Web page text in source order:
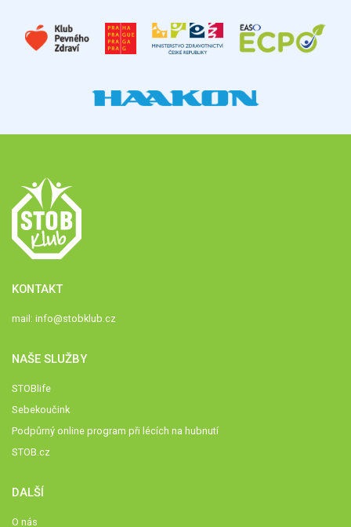
KONTAKT
mail: info@stobklub.cz
NAŠE SLUŽBY
STOBlife
Sebekoučink
Podpůrný online program při lécích na hubnutí
STOB.cz
DALŠÍ
O nás